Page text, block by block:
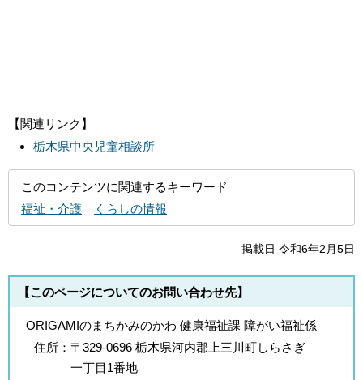
【関連リンク】
栃木県中央児童相談所
このコンテンツに関連するキーワード
福祉・介護
くらしの情報
掲載日 令和6年2月5日
【このページについてのお問い合わせ先】
ORIGAMIのまちかみのかわ 健康福祉課 障がい福祉係
住所： 〒329-0696 栃木県河内郡上三川町しらさぎ
一丁目1番地